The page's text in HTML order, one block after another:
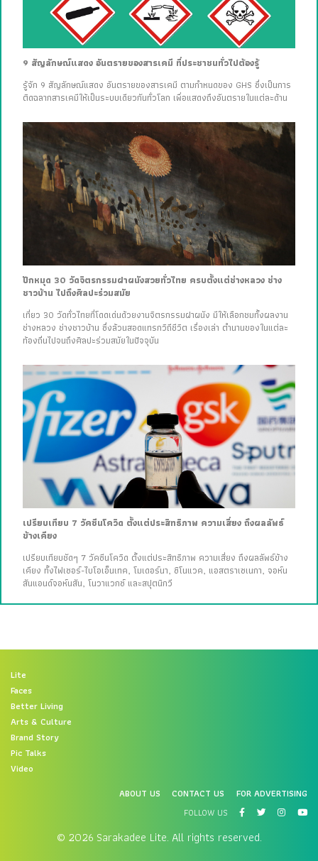
9 สัญลักษณ์แสดง อันตรายของสารเคมี ที่ประชาชนทั่วไปต้องรู้
รู้จัก 9 สัญลักษณ์แสดง อันตรายของสารเคมี ตามกำหนดของ GHS ซึ่งเป็นการ
ติดฉลากสารเคมีให้เป็นระบบเดียวกันทั่วโลก เพื่อแสดงถึงอันตรายในแต่ละด้าน
ปักหมุด 30 วัดจิตรกรรมฝาผนังสวยทั่วไทย ครบตั้งแต่ช่างหลวง ช่าง
ชาวบ้าน ไปถึงศิลปะร่วมสมัย
เที่ยว 30 วัดทั่วไทยที่โดดเด่นด้วยงานจิตรกรรมฝาผนัง มีให้เลือกชมทั้งผลงาน
ช่างหลวง ช่างชาวบ้าน ซึ่งล้วนสอดแทรกวิถีชีวิต เรื่องเล่า ตำนานของในแต่ละ
ท้องถิ่นไปจนถึงศิลปะร่วมสมัยในปัจจุบัน
เปรียบเทียบ 7 วัคซีนโควิด ตั้งแต่ประสิทธิภาพ ความเสี่ยง ถึงผลลัพธ์
ข้างเคียง
เปรียบเทียบชัดๆ 7 วัคซีนโควิด ตั้งแต่ประสิทธิภาพ ความเสี่ยง ถึงผลลัพธ์ข้าง
เคียง ทั้งไฟเซอร์-ไบโอเอ็นเทค, โมเดอร์นา, ซิโนแวค, แอสตราเซเนกา, จอห์น
สันแอนด์จอห์นสัน, โนวาแวกซ์ และสปุตนิกวี
Lite
Faces
Better Living
Arts & Culture
Brand Story
Pic Talks
Video
ABOUT US
CONTACT US
FOR ADVERTISING
FOLLOW US
© 2026 Sarakadee Lite. All rights reserved.